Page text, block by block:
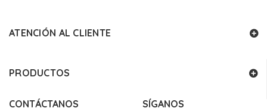
ATENCIÓN AL CLIENTE
PRODUCTOS
CONTÁCTANOS SÍGANOS